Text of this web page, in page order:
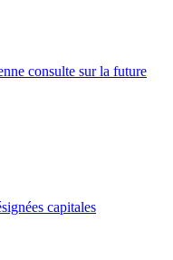
consulte sur la future
capitales